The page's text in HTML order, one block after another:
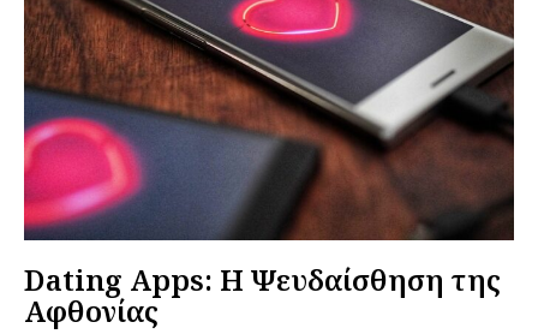
Dating Apps: Η Ψευδαίσθηση της
Αφθονίας